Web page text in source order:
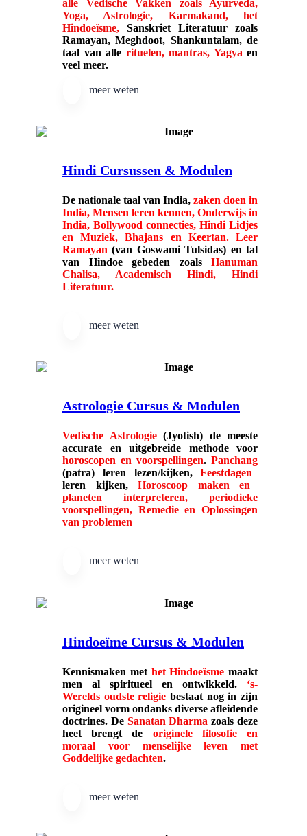
alle Vedische Vakken zoals Ayurveda,
Yoga, Astrologie, Karmakand, het
Hindoeïsme, Sanskriet Literatuur zoals
Ramayan, Meghdoot, Shankuntalam, de
taal van alle rituelen, mantras, Yagya en
veel meer.
meer weten
Hindi Cursussen & Modulen
De nationale taal van India, zaken doen in
India, Mensen leren kennen, Onderwijs in
India, Bollywood connecties, Hindi Lidjes
en Muziek, Bhajans en Keertan. Leer
Ramayan(van Goswami Tulsidas) en tal
van Hindoe gebeden zoals Hanuman
Chalisa, Academisch Hindi, Hindi
Literatuur.
meer weten
Astrologie Cursus & Modulen
Vedische Astrologie(Jyotish) de meeste
accurate en uitgebreide methode voor
horoscopen en voorspellingen. Panchang
(patra) leren lezen/kijken,Feestdagen
leren kijken,Horoscoop maken en
planeten interpreteren, periodieke
voorspellingen, Remedie en Oplossingen
van problemen
meer weten
Hindoeïme Cursus & Modulen
Kennismaken met het Hindoeïsme maakt
men al spiritueel en ontwikkeld. ‘s-
Werelds oudste religie bestaat nog in zijn
origineel vorm ondanks diverse afleidende
doctrines. De Sanatan Dharmazoals deze
heet brengt de originele filosofie en
moraal voor menselijke leven met
Goddelijke gedachten.
meer weten